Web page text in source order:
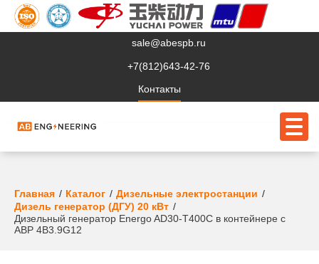
sale@abespb.ru
+7(812)643-42-76
Контакты
О компании
Клиентам
Главная Каталог
Дизельные электростанции
Дизель генератор (ДГУ) 20 кВт
Дизельный генератор Energo AD30-T400C в контейнере с
АВР 4B3.9G12